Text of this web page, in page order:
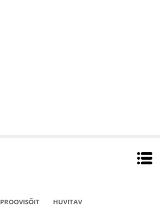
PROOVISÕIT HUVITAV